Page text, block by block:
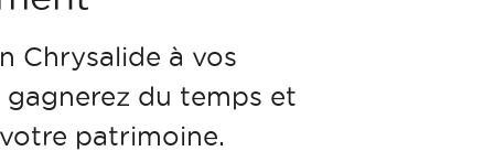
Chrysalide à vos
gagnerez du temps et
patrimoine.